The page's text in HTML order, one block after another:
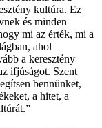
kultúra. Ez
és minden
mi az érték, mi a
ahol
a keresztény
ifjúságot. Szent
bennünket,
a hitet, a